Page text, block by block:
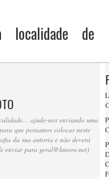
localidade de
ajude-nos enviando uma
que possamos colocar neste
da sua autoria e não deverá
enviar para geral@knoow.net)